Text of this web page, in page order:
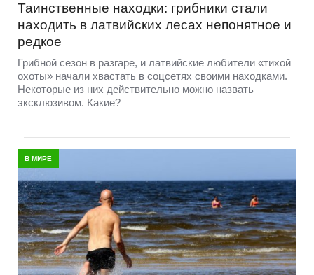
Таинственные находки: грибники стали
находить в латвийских лесах непонятное и
редкое
Грибной сезон в разгаре, и латвийские любители «тихой
охоты» начали хвастать в соцсетях своими находками.
Некоторые из них действительно можно назвать
эксклюзивом. Какие?
В МИРЕ